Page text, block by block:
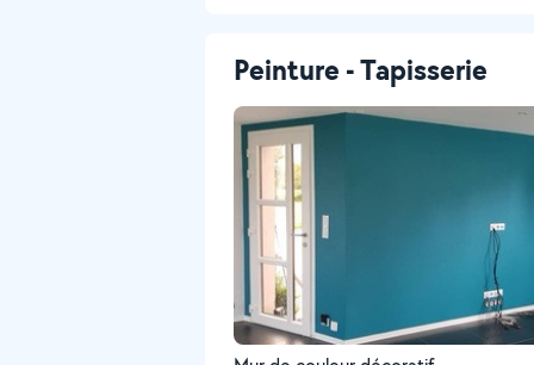
Peinture - Tapisserie